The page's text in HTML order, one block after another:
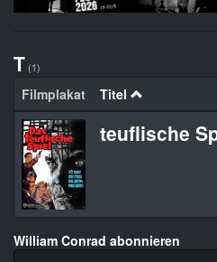
T (1)
Filmplakat Titel
teuflische
William Conrad abonnieren